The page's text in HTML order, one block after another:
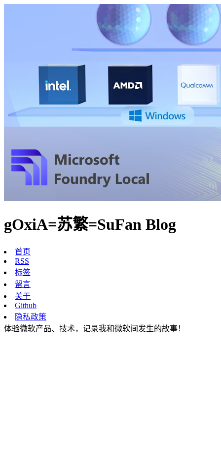
gOxiA=苏繁=SuFan Blog
首页
RSS
标签
留言
关于
Github
隐私政策
体验微软产品、技术，记录我和微软间发生的故事！